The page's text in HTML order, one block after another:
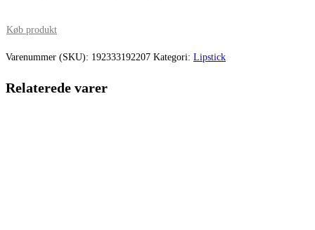
var:
er:
Køb produkt
Varenummer (SKU): 192333192207 Kategori: Lipstick
Relaterede varer